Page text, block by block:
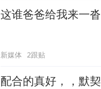
这谁爸爸给我来一沓
新媒体 2跟贴
配合的真好，，默契